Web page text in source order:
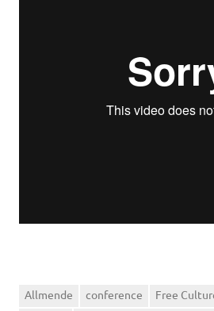
Allmende conference Free